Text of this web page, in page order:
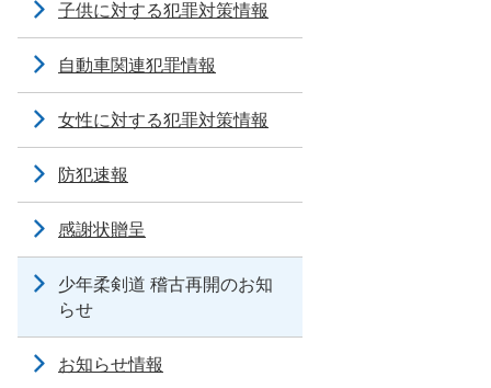
子供に対する犯罪対策情報
自動車関連犯罪情報
女性に対する犯罪対策情報
防犯速報
感謝状贈呈
少年柔剣道 稽古再開のお知
らせ
お知らせ情報